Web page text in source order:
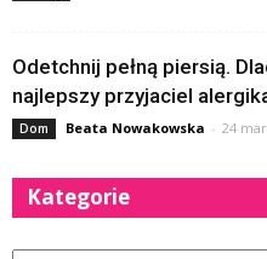
Odetchnij pełną piersią.
najlepszy przyjaciel
Dom Beata Nowakowska - 24
Kategorie
Kategorie